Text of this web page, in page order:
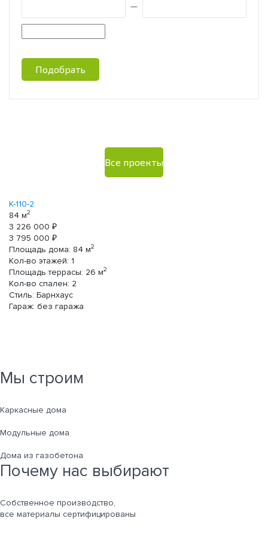
—
Подобрать
Все проекты
К-110-2
84 м2
3 226 000 ₽
3 795 000 ₽
Площадь дома: 84 м2
Кол-во этажей: 1
Площадь террасы: 26 м2
Кол-во спален: 2
Стиль: Барнхаус
Гараж: без гаража
Мы строим
Каркасные дома
Модульные дома
Дома из газобетона
Почему нас выбирают
Собственное производство,
все материалы сертифицированы